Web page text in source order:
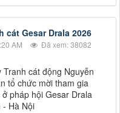
cát Gesar Drala 2026
AM
Đã xem: 38082
cát động Nguyễn
tổ chức mời tham gia
pháp hội Gesar Drala
- Hà Nội